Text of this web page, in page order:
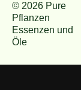
© 2026 Pure
Pflanzen
Essenzen und
Öle